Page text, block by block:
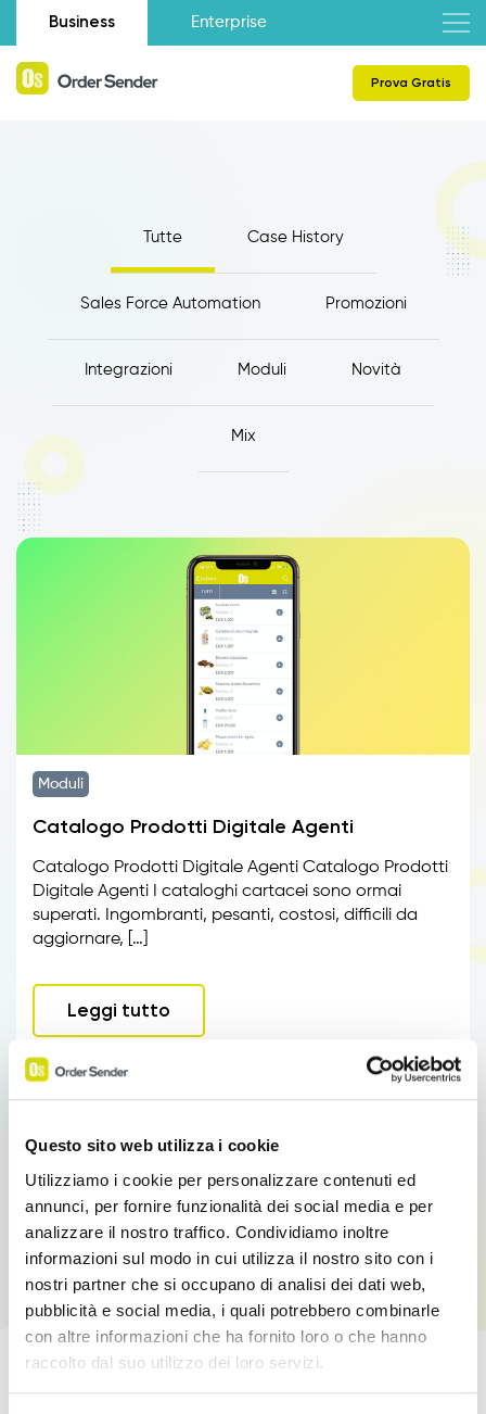
Questo sito web utilizza i cookie
Utilizziamo i cookie per personalizzare contenuti ed
annunci, per fornire funzionalità dei social media e per
analizzare il nostro traffico. Condividiamo inoltre
informazioni sul modo in cui utilizza il nostro sito con i
nostri partner che si occupano di analisi dei dati web,
pubblicità e social media, i quali potrebbero combinarle
con altre informazioni che ha fornito loro o che hanno
raccolto dal suo utilizzo dei loro servizi.
Business Enterprise
Prova Gratis
Tutte Case History
Sales Force Automation Promozioni
Integrazioni Moduli Novità
Mix
Moduli
Catalogo Prodotti Digitale Agenti
Catalogo Prodotti Digitale Agenti Catalogo Prodotti
Digitale Agenti I cataloghi cartacei sono ormai
superati. Ingombranti, pesanti, costosi, difficili da
aggiornare, […]
Leggi tutto